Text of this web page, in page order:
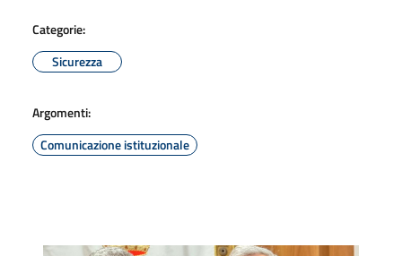
Categorie:
Sicurezza
Argomenti:
Comunicazione istituzionale